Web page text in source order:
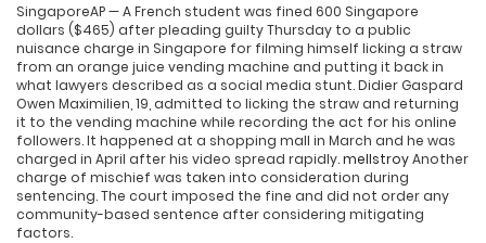
SingaporeAP — A French student was fined 600 Singapore
dollars ($465) after pleading guilty Thursday to a public
nuisance charge in Singapore for filming himself licking a straw
from an orange juice vending machine and putting it back in
what lawyers described as a social media stunt. Didier Gaspard
Owen Maximilien, 19, admitted to licking the straw and returning
it to the vending machine while recording the act for his online
followers. It happened at a shopping mall in March and he was
charged in April after his video spread rapidly.mellstroyAnother
charge of mischief was taken into consideration during
sentencing. The court imposed the fine and did not order any
community-based sentence after considering mitigating
factors.